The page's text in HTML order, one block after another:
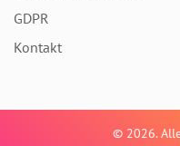
GDPR
Kontakt
© 2026.